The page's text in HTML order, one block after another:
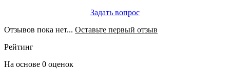
Задать вопрос
Отзывов пока нет... Оставьте первый отзыв
Рейтинг
На основе 0 оценок